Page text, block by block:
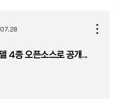
4종 오픈소스로 공개...